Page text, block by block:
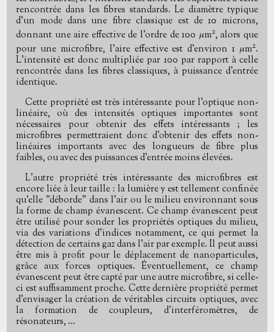
rencontrée dans les fibres standards. Le diamètre typique
d'un mode dans une fibre classique est de 10 microns,
donnant une aire effective de l'ordre de 100 µm2, alors que
pour une microfibre, l'aire effective est d'environ 1 µm2.
L'intensité est donc multipliée par 100 par rapport à celle
rencontrée dans les fibres classiques, à puissance d'entrée
identique.
Cette propriété est très intéressante pour l'optique non-
linéaire, où des intensités optiques importantes sont
nécessaires pour obtenir des effets intéressants ; les
microfibres permettraient donc d'obtenir des effets non-
linéaires importants avec des longueurs de fibre plus
faibles, ou avec des puissances d'entrée moins élevées.
L'autre propriété très intéressante des microfibres est
encore liée à leur taille : la lumière y est tellement confinée
qu'elle "déborde" dans l'air ou le milieu environnant sous
la forme de champ évanescent. Ce champ évanescent peut
être utilisé pour sonder les propriétés optiques du milieu,
via des variations d'indices notamment, ce qui permet la
détection de certains gaz dans l'air par exemple. Il peut aussi
être mis à profit pour le déplacement de nanoparticules,
grâce aux forces optiques. Éventuellement, ce champ
évanescent peut être capté par une autre microfibre, si celle-
ci est suffisamment proche. Cette dernière propriété permet
d'envisager la création de véritables circuits optiques, avec
la formation de coupleurs, d'interféromètres, de
résonateurs, ...